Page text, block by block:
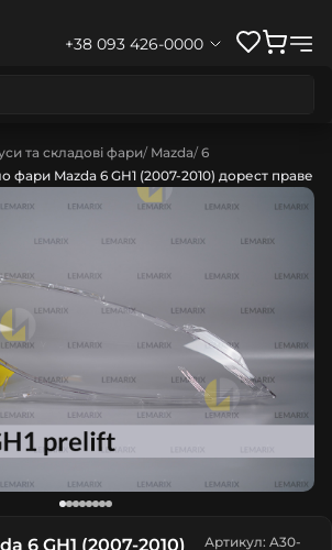
+38 093 426-0000
та складові фари Mazda 6
фари Mazda 6 GH1 (2007-2010) дорест праве
6 GH1 (2007-2010)
Артикул: A30-